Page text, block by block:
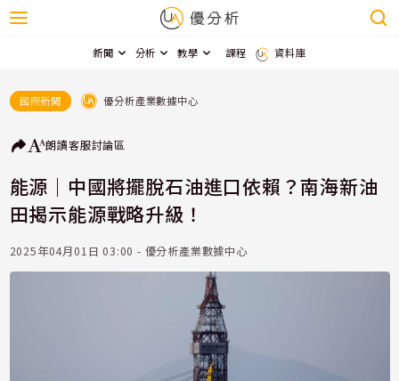
新聞 分析 教學 課程 資料庫
國際新聞 優分析產業數據中心
朗讀客服討論區
能源｜中國將擺脫石油進口依賴？南海新油
田揭示能源戰略升級！
2025年04月01日 03:00 - 優分析產業數據中心